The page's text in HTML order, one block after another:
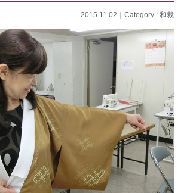
2015.11.02｜Category : 和裁